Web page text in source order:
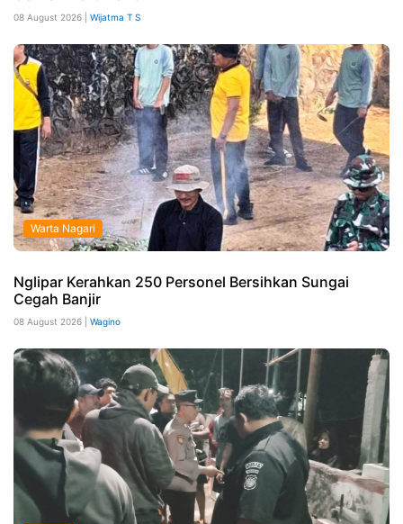
08 August 2026 | Wijatma T S
Warta Nagari
Nglipar Kerahkan 250 Personel Bersihkan Sungai
Cegah Banjir
08 August 2026 | Wagino